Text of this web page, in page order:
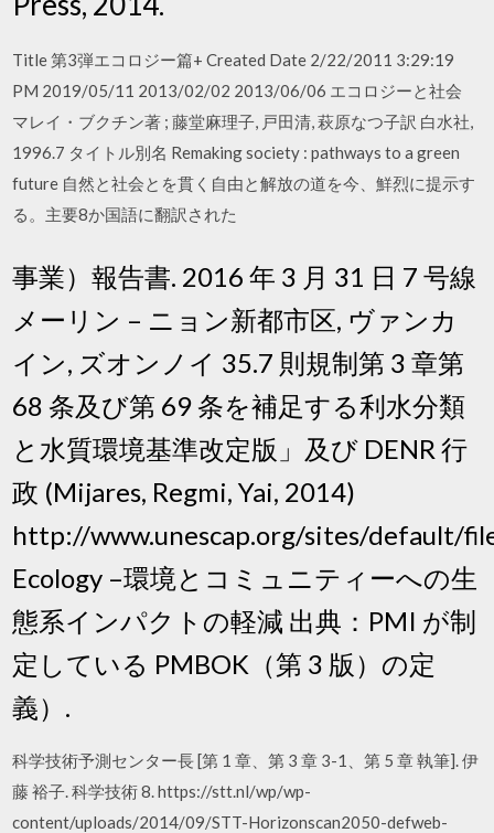
Title 第3弾エコロジー篇+ Created Date 2/22/2011 3:29:19
PM 2019/05/11 2013/02/02 2013/06/06 エコロジーと社会
マレイ・ブクチン著 ; 藤堂麻理子, 戸田清, 萩原なつ子訳 白水社,
1996.7 タイトル別名 Remaking society : pathways to a green
future 自然と社会とを貫く自由と解放の道を今、鮮烈に提示す
る。主要8か国語に翻訳された
事業）報告書. 2016 年 3 月 31 日 7 号線
メーリン – ニョン新都市区, ヴァンカ
イン, ズオンノイ 35.7 則規制第 3 章第
68 条及び第 69 条を補足する利水分類
と水質環境基準改定版」及び DENR 行
政 (Mijares, Regmi, Yai, 2014)
http://www.unescap.org/sites/default/
Ecology –環境とコミュニティーへの生
態系インパクトの軽減 出典：PMI が制
定している PMBOK（第 3 版）の定
義）.
科学技術予測センター長 [第 1 章、第 3 章 3-1、第 5 章 執筆]. 伊
藤 裕子. 科学技術 8. https://stt.nl/wp/wp-
content/uploads/2014/09/STT-Horizonscan2050-defweb-